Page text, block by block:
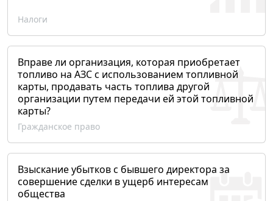
Налоги
Вправе ли организация, которая приобретает
топливо на АЗС с использованием топливной
карты, продавать часть топлива другой
организации путем передачи ей этой топливной
карты?
Гражданское право
Взыскание убытков с бывшего директора за
совершение сделки в ущерб интересам
общества